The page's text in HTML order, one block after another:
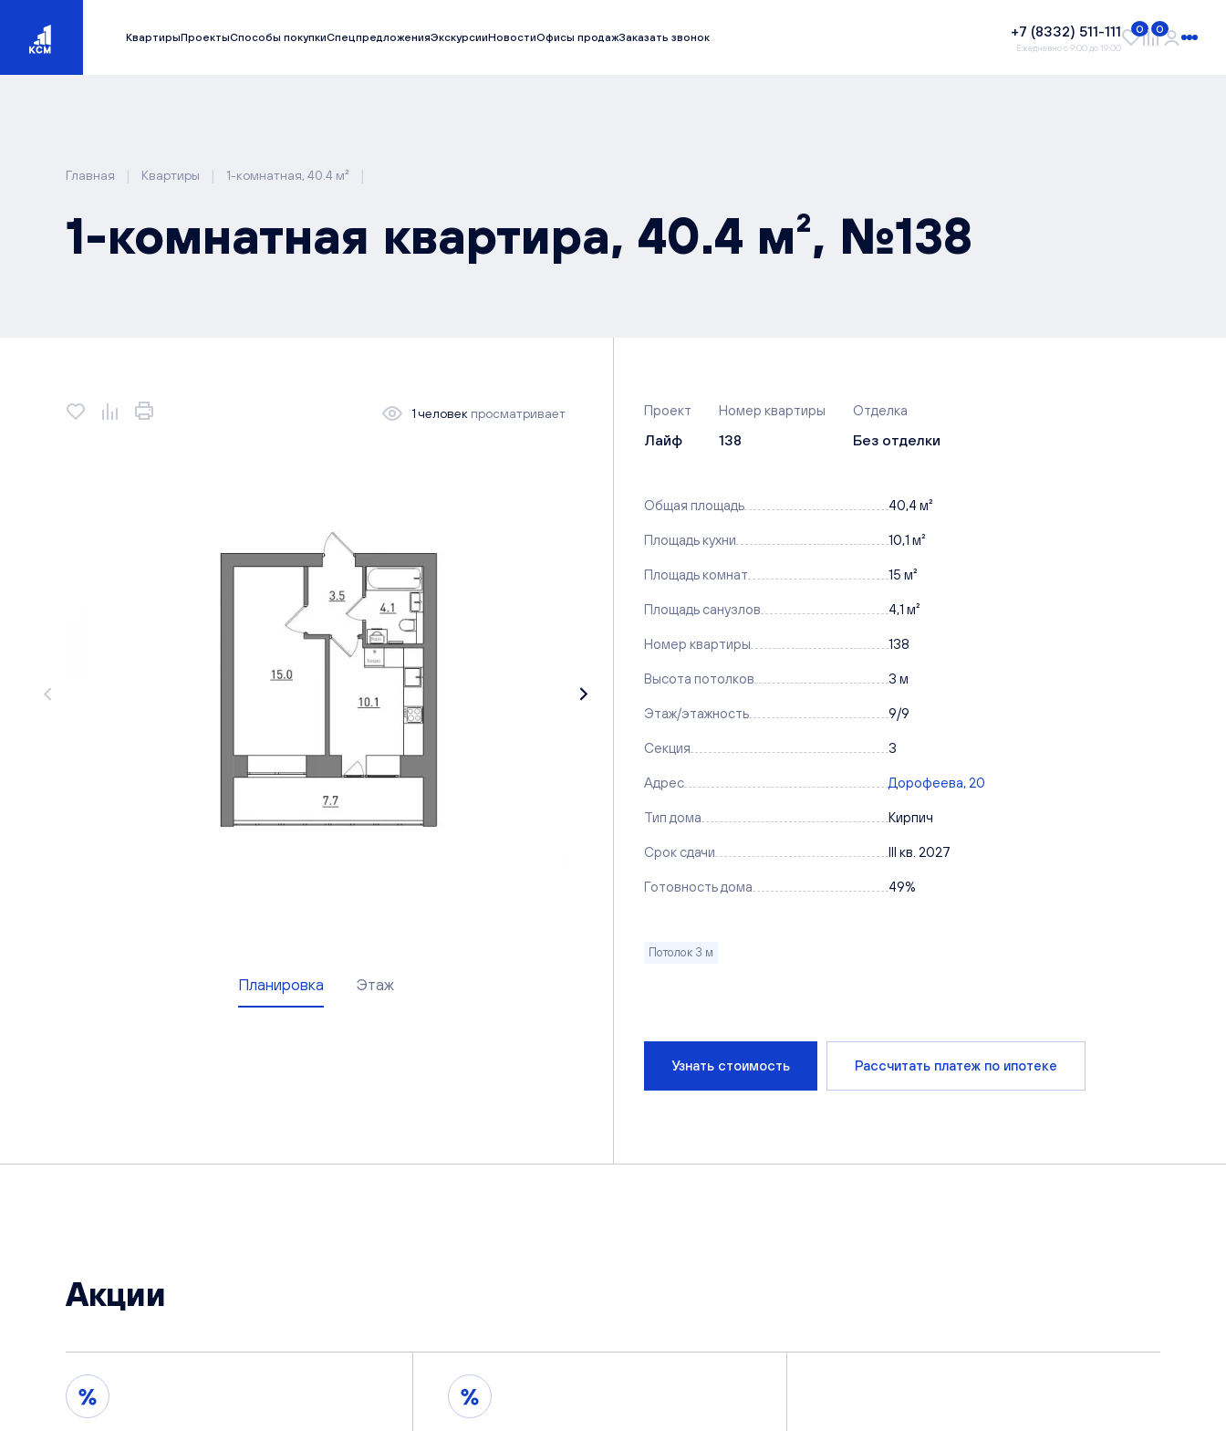
КвартирыПроектыСпособы покупкиСпецпредложенияЭкскурсииНовостиОфисы продажЗаказать звонок +7 (8332) 511-111
Ежедневно с 9:00 до 19:00
0 0
Главная | Квартиры | 1-комнатная, 40.4 м² |
1-комнатная квартира, 40.4 м², №138
1 человек просматривает
Планировка Этаж
Проект
Лайф
Номер квартиры
138
Отделка
Без отделки
Общая площадь 40,4 м²
Площадь кухни 10,1 м²
Площадь комнат 15 м²
Площадь санузлов 4,1 м²
Номер квартиры 138
Высота потолков 3 м
Этаж/этажность 9/9
Секция 3
Адрес Дорофеева, 20
Тип дома Кирпич
Срок сдачи III кв. 2027
Готовность дома 49%
Потолок 3 м
Узнать стоимость Рассчитать платеж по ипотеке
Акции